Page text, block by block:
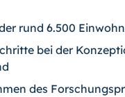
rund 6.500
bei der
des